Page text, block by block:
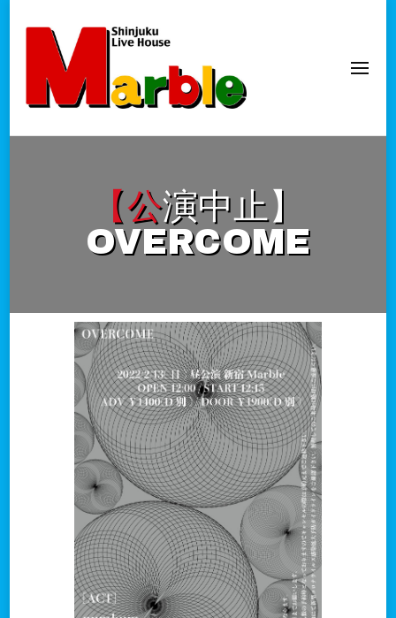
新宿Marble
official website
【公演中止】
OVERCOME